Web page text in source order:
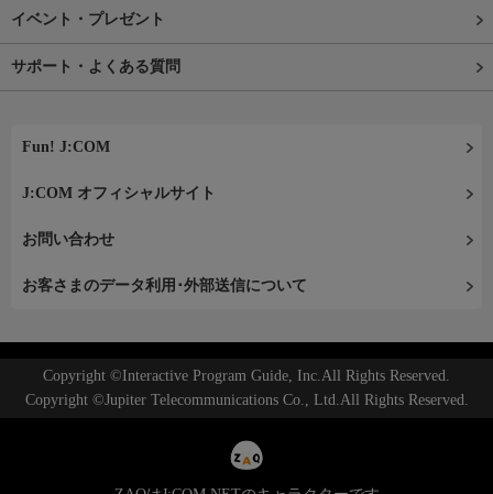
イベント・プレゼント
サポート・よくある質問
Fun! J:COM
J:COM オフィシャルサイト
お問い合わせ
お客さまのデータ利用･外部送信について
Copyright ©Interactive Program Guide, Inc.All Rights Reserved.
Copyright ©Jupiter Telecommunications Co., Ltd.All Rights Reserved.